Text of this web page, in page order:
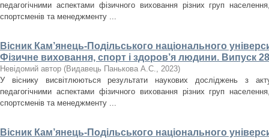
педагогічними аспектами фізичного виховання різних груп населення,
спортсменів та менеджменту ...
Вісник Кам’янець-Подільського національного
Фізичне виховання, спорт і здоров’я людини. Випуск
Невідомий автор (Видавець Панькова А.С., 2023)
У віснику висвітлюються результати наукових досліджень з
педагогічними аспектами фізичного виховання різних груп населення,
спортсменів та менеджменту ...
Вісник Кам’янець-Подільського національного